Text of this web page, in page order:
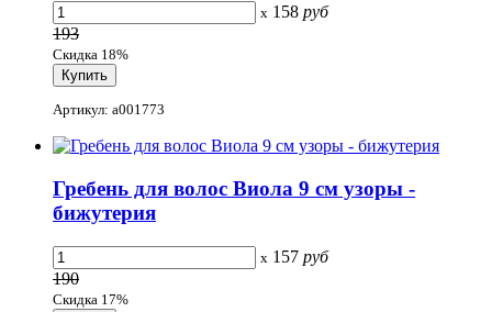
x 158 руб
193
Скидка 18%
Артикул: a001773
Гребень для волос Виола 9 см узоры -
бижутерия
x 157 руб
190
Скидка 17%